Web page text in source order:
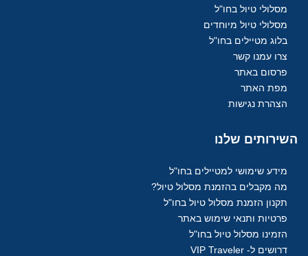
מסלולי טיול בחו"ל
מסלולי טיול מיוחדים
בלוג מטיילים בחו"ל
צרו עמנו קשר
פרסום באתר
מפת האתר
הצהרת נגישות
השירותים שלנו
מידע שימושי למטיילים בחו"ל
מה מקבלים בהזמנת מסלול טיול?
תקנון הזמנת מסלול טיול בחו"ל
פרטיות ותנאי שימוש באתר
הזמינו מסלול טיול בחו"ל
דרושים ל- VIP Traveler